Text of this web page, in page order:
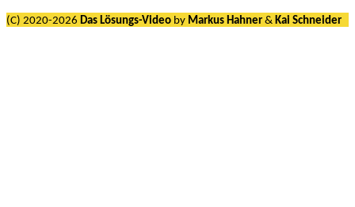
(C) 2020-2026 Das Lösungs-Video by Markus Hahner & Kai Schneider